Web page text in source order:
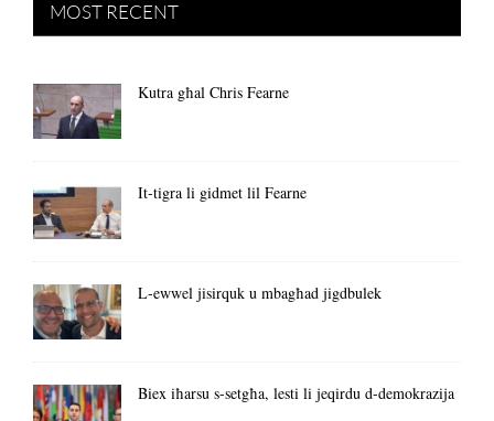
MOST RECENT
Kutra għal Chris Fearne
It-tigra li gidmet lil Fearne
L-ewwel jisirquk u mbagħad jigdbulek
Biex iħarsu s-setgħa, lesti li jeqirdu d-demokrazija